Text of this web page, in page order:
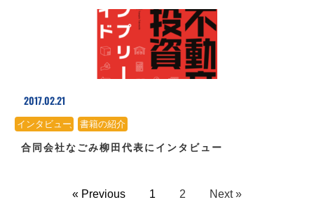
2017.02.21
インタビュー、 書籍の紹介
合同会社なごみ柳田代表にインタビュー
« Previous 1 2 Next »